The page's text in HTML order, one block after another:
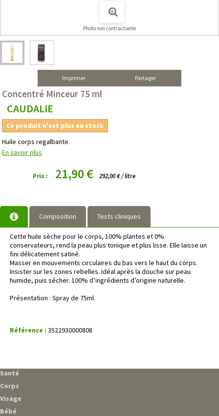
Photo non contractuelle
Imprimer Partager
Concentré Minceur 75 ml
CAUDALIE
Ce produit n'est plus en stock
Huile corps regalbante.
En savoir plus
Prix : 21,90 € 292,00 € / litre
Composition Tests cliniques
Cette huile sèche pour le corps, 100% plantes et 0%
conservateurs, rend la peau plus tonique et plus lisse. Elle laisse un
fini délicatement satiné.
Masser en mouvements circulaires du bas vers le haut du corps.
Insister sur les zones rebelles. Idéal après la douche sur peau
humide, puis sécher. 100% d’ingrédients d’origine naturelle.
Présentation : Spray de 75ml
Référence : 3522930000808
Santé
Corps
Visage
Bébé